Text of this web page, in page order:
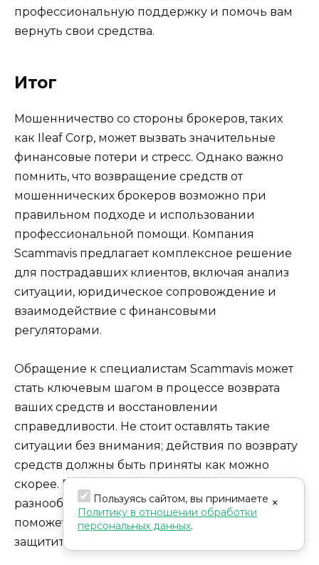
профессиональную поддержку и помочь вам
вернуть свои средства.
Итог
Мошенничество со стороны брокеров, таких
как Ileaf Corp, может вызвать значительные
финансовые потери и стресс. Однако важно
помнить, что возвращение средств от
мошеннических брокеров возможно при
правильном подходе и использовании
профессиональной помощи. Компания
Scammavis предлагает комплексное решение
для пострадавших клиентов, включая анализ
ситуации, юридическое сопровождение и
взаимодействие с финансовыми
регуляторами.
Обращение к специалистам Scammavis может
стать ключевым шагом в процессе возврата
ваших средств и восстановлении
справедливости. Не стоит оставлять такие
ситуации без внимания; действия по возврату
средств должны быть приняты как можно
скорее. Признаки мошенничества могут быть
разнообразными, но знание этих признаков
поможет вам избежать мошенничества и
защитить свои инвестиции.
×
Пользуясь сайтом, вы принимаете
Политику в отношении обработки
персональных данных.